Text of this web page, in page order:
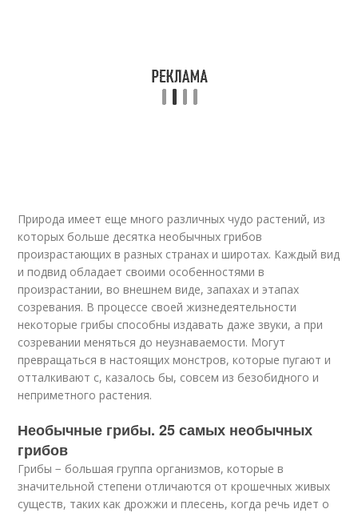
Природа имеет еще много различных чудо растений, из
которых больше десятка необычных грибов
произрастающих в разных странах и широтах. Каждый вид
и подвид обладает своими особенностями в
произрастании, во внешнем виде, запахах и этапах
созревания. В процессе своей жизнедеятельности
некоторые грибы способны издавать даже звуки, а при
созревании меняться до неузнаваемости. Могут
превращаться в настоящих монстров, которые пугают и
отталкивают с, казалось бы, совсем из безобидного и
неприметного растения.
Необычные грибы. 25 самых необычных
грибов
Грибы − большая группа организмов, которые в
значительной степени отличаются от крошечных живых
существ, таких как дрожжи и плесень, когда речь идет о